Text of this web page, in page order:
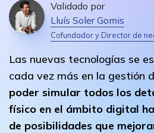
Validado por
Lluís Soler Gomis
Cofundador y Director de
Las nuevas tecnologías se
cada vez más en la gestión
poder simular todos los
físico en el ámbito digital
de posibilidades que